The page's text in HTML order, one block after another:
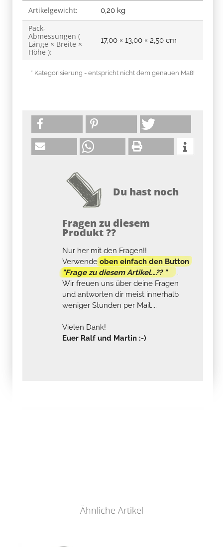
Artikelgewicht: 0,20 kg
Pack-
Abmessungen (
Länge × Breite ×
Höhe ):
17,00 × 13,00 × 2,50 cm
* Kategorisierung - entspricht nicht dem genauen Maß!
Du hast noch
Fragen zu diesem
Produkt ??
Nur her mit den Fragen!!
Verwendeoben einfach den Button
"Frage zu diesem Artikel...?? "
.
Wir freuen uns über deine Fragen
und antworten dir meist innerhalb
weniger Stunden per Mail....
Vielen Dank!
Euer Ralf und Martin :-)
Ähnliche Artikel